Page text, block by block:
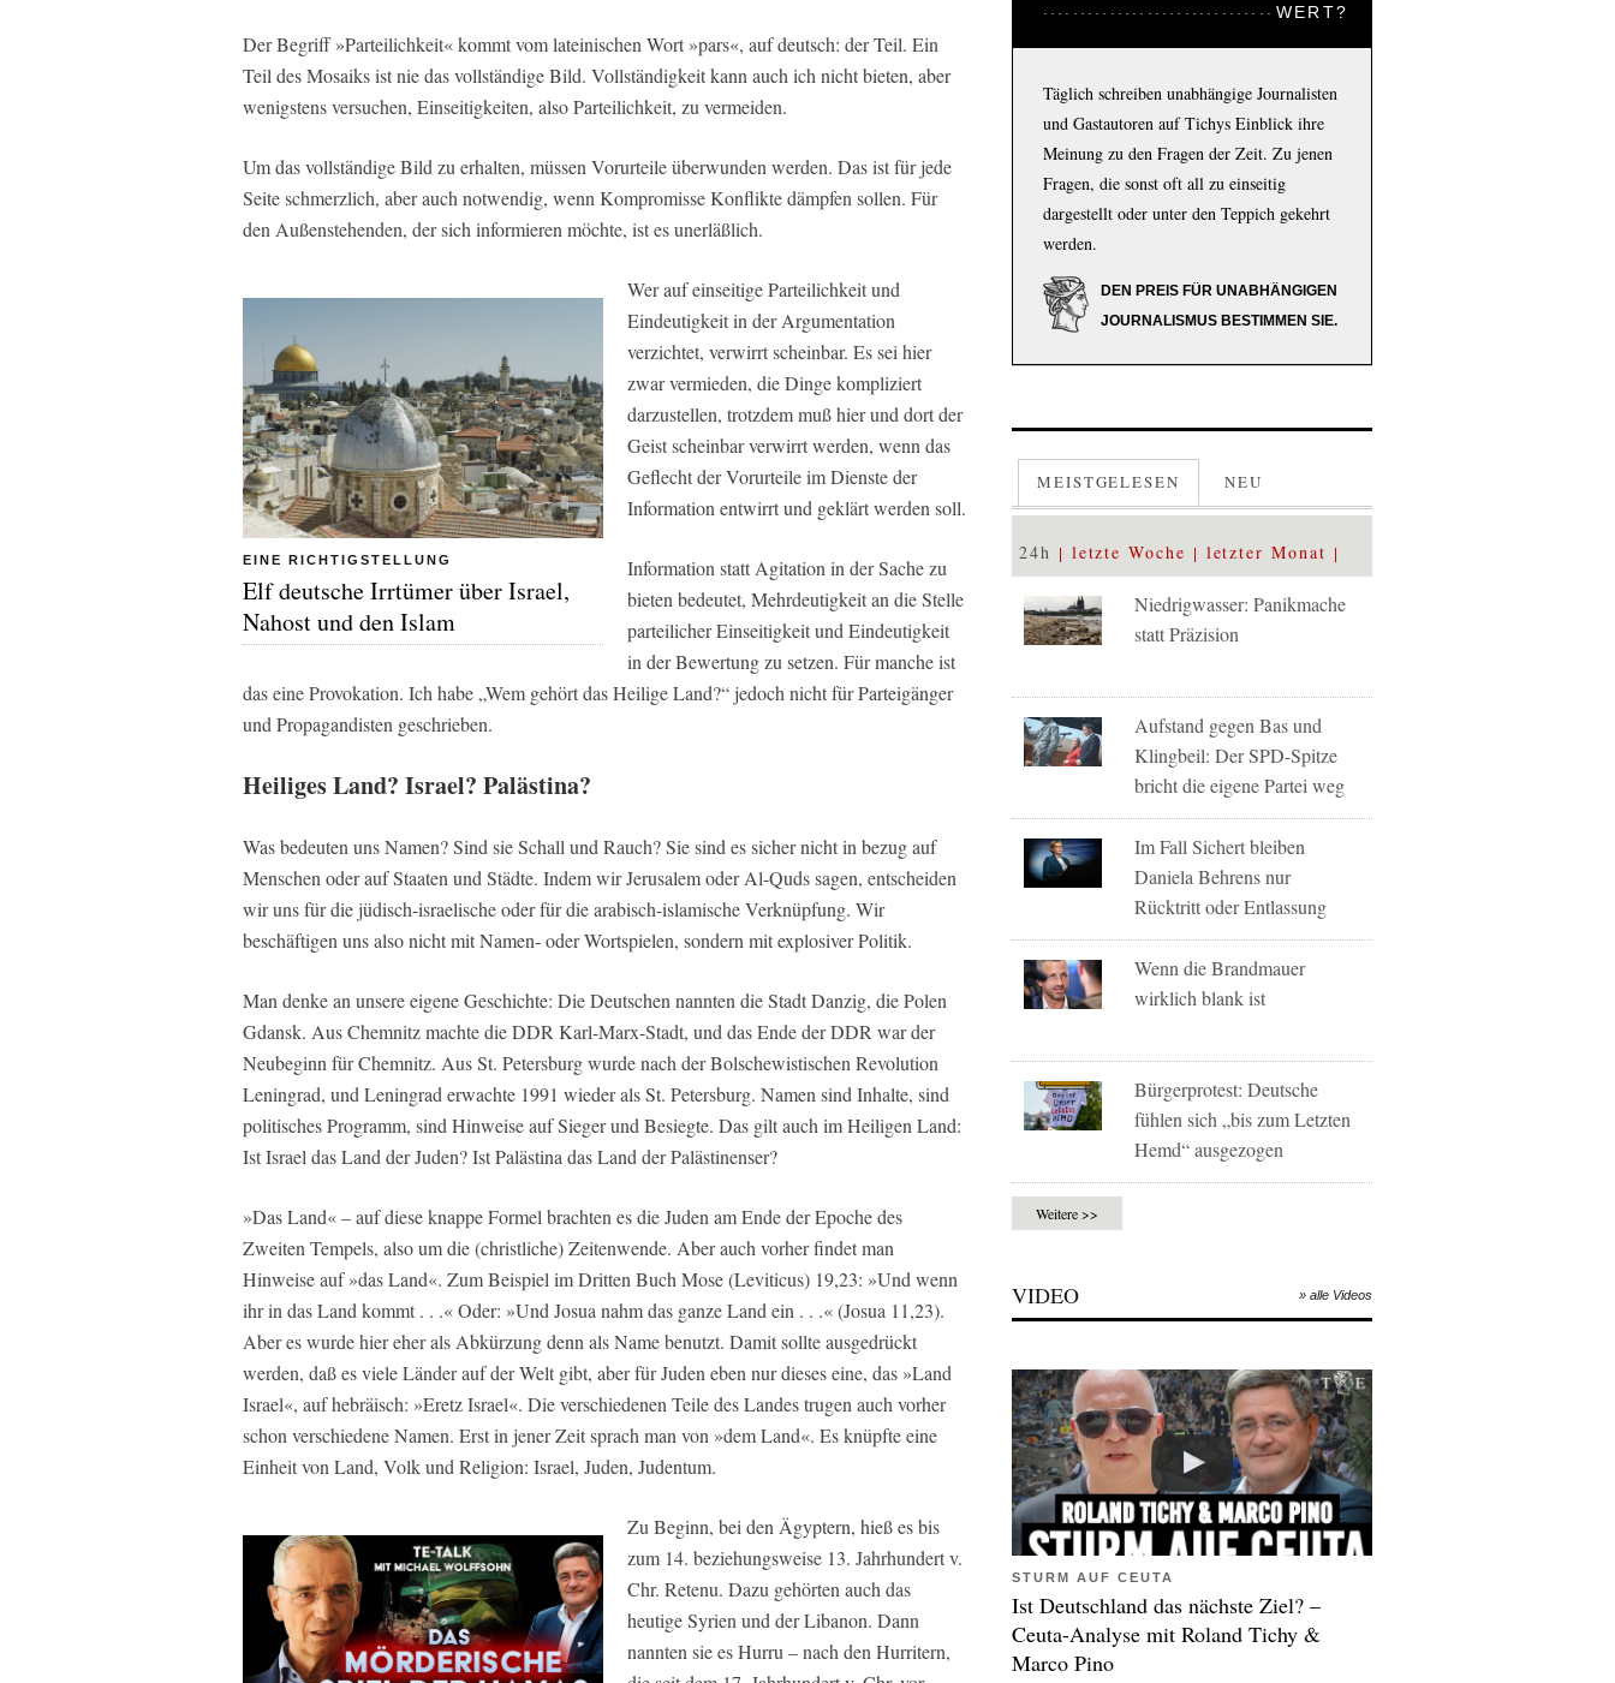
Der Begriff »Parteilichkeit« kommt vom lateinischen Wort »pars«, auf deutsch: der Teil. Ein
Teil des Mosaiks ist nie das vollständige Bild. Vollständigkeit kann auch ich nicht bieten, aber
wenigstens versuchen, Einseitigkeiten, also Parteilichkeit, zu vermeiden.
Um das vollständige Bild zu erhalten, müssen Vorurteile überwunden werden. Das ist für jede
Seite schmerzlich, aber auch notwendig, wenn Kompromisse Konflikte dämpfen sollen. Für
den Außenstehenden, der sich informieren möchte, ist es unerläßlich.
EINE RICHTIGSTELLUNG
Elf deutsche Irrtümer über Israel,
Nahost und den Islam
Wer auf einseitige Parteilichkeit und
Eindeutigkeit in der Argumentation
verzichtet, verwirrt scheinbar. Es sei hier
zwar vermieden, die Dinge kompliziert
darzustellen, trotzdem muß hier und dort der
Geist scheinbar verwirrt werden, wenn das
Geflecht der Vorurteile im Dienste der
Information entwirrt und geklärt werden soll.
Information statt Agitation in der Sache zu
bieten bedeutet, Mehrdeutigkeit an die Stelle
parteilicher Einseitigkeit und Eindeutigkeit
in der Bewertung zu setzen. Für manche ist
das eine Provokation. Ich habe „Wem gehört das Heilige Land?“ jedoch nicht für Parteigänger
und Propagandisten geschrieben.
Heiliges Land? Israel? Palästina?
Was bedeuten uns Namen? Sind sie Schall und Rauch? Sie sind es sicher nicht in bezug auf
Menschen oder auf Staaten und Städte. Indem wir Jerusalem oder Al-Quds sagen, entscheiden
wir uns für die jüdisch-israelische oder für die arabisch-islamische Verknüpfung. Wir
beschäftigen uns also nicht mit Namen- oder Wortspielen, sondern mit explosiver Politik.
Man denke an unsere eigene Geschichte: Die Deutschen nannten die Stadt Danzig, die Polen
Gdansk. Aus Chemnitz machte die DDR Karl-Marx-Stadt, und das Ende der DDR war der
Neubeginn für Chemnitz. Aus St. Petersburg wurde nach der Bolschewistischen Revolution
Leningrad, und Leningrad erwachte 1991 wieder als St. Petersburg. Namen sind Inhalte, sind
politisches Programm, sind Hinweise auf Sieger und Besiegte. Das gilt auch im Heiligen Land:
Ist Israel das Land der Juden? Ist Palästina das Land der Palästinenser?
»Das Land« – auf diese knappe Formel brachten es die Juden am Ende der Epoche des
Zweiten Tempels, also um die (christliche) Zeitenwende. Aber auch vorher findet man
Hinweise auf »das Land«. Zum Beispiel im Dritten Buch Mose (Leviticus) 19,23: »Und wenn
ihr in das Land kommt . . .« Oder: »Und Josua nahm das ganze Land ein . . .« (Josua 11,23).
Aber es wurde hier eher als Abkürzung denn als Name benutzt. Damit sollte ausgedrückt
werden, daß es viele Länder auf der Welt gibt, aber für Juden eben nur dieses eine, das »Land
Israel«, auf hebräisch: »Eretz Israel«. Die verschiedenen Teile des Landes trugen auch vorher
schon verschiedene Namen. Erst in jener Zeit sprach man von »dem Land«. Es knüpfte eine
Einheit von Land, Volk und Religion: Israel, Juden, Judentum.
Zu Beginn, bei den Ägyptern, hieß es bis
zum 14. beziehungsweise 13. Jahrhundert v.
Chr. Retenu. Dazu gehörten auch das
heutige Syrien und der Libanon. Dann
nannten sie es Hurru – nach den Hurritern,
WERT?
Täglich schreiben unabhängige Journalisten
und Gastautoren auf Tichys Einblick ihre
Meinung zu den Fragen der Zeit. Zu jenen
Fragen, die sonst oft all zu einseitig
dargestellt oder unter den Teppich gekehrt
werden.
DEN PREIS FÜR UNABHÄNGIGEN
JOURNALISMUS BESTIMMEN SIE.
MEISTGELESEN NEU
24h letzte Woche letzter Monat
Niedrigwasser: Panikmache
statt Präzision
Aufstand gegen Bas und
Klingbeil: Der SPD-Spitze
bricht die eigene Partei weg
Im Fall Sichert bleiben
Daniela Behrens nur
Rücktritt oder Entlassung
Wenn die Brandmauer
wirklich blank ist
Bürgerprotest: Deutsche
fühlen sich „bis zum Letzten
Hemd“ ausgezogen
Weitere >>
VIDEO » alle Videos
STURM AUF CEUTA
Ist Deutschland das nächste Ziel? –
Ceuta-Analyse mit Roland Tichy &
Marco Pino